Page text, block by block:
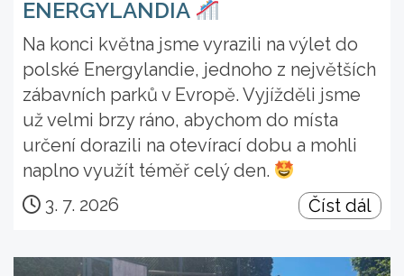
ENERGYLANDIA
Na konci května jsme vyrazili na výlet do
polské Energylandie, jednoho z největších
zábavních parků v Evropě. Vyjížděli jsme
už velmi brzy ráno, abychom do místa
určení dorazili na otevírací dobu a mohli
naplno využít téměř celý den.
3. 7. 2026
Číst dál